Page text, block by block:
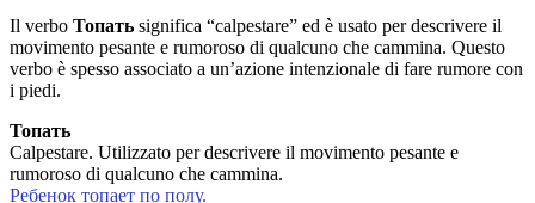
Il verbo Топать significa “calpestare” ed è usato per descrivere il
movimento pesante e rumoroso di qualcuno che cammina. Questo
verbo è spesso associato a un’azione intenzionale di fare rumore con
i piedi.
Топать
Calpestare. Utilizzato per descrivere il movimento pesante e
rumoroso di qualcuno che cammina.
Ребенок топает по полу.